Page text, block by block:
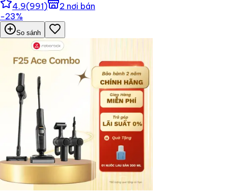
4.9(991) 2 nơi bán
−23%
So sánh